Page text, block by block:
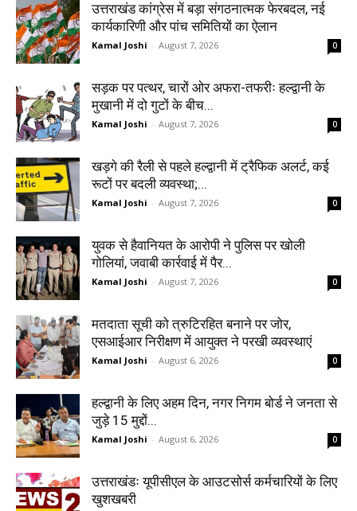
उत्तराखंड कांग्रेस में बड़ा संगठनात्मक फेरबदल, नई
कार्यकारिणी और पांच समितियों का ऐलान
Kamal Joshi - August 7, 2026 0
सड़क पर पत्थर, चारों ओर अफरा-तफरीः हल्द्वानी के
मुखानी में दो गुटों के बीच...
Kamal Joshi - August 7, 2026 0
खड़गे की रैली से पहले हल्द्वानी में ट्रैफिक अलर्ट, कई
रूटों पर बदली व्यवस्था;...
Kamal Joshi - August 7, 2026 0
युवक से हैवानियत के आरोपी ने पुलिस पर खोली
गोलियां, जवाबी कार्रवाई में पैर...
Kamal Joshi - August 7, 2026 0
मतदाता सूची को त्रुटिरहित बनाने पर जोर,
एसआईआर निरीक्षण में आयुक्त ने परखी व्यवस्थाएं
Kamal Joshi - August 6, 2026 0
हल्द्वानी के लिए अहम दिन, नगर निगम बोर्ड ने जनता से
जुड़े 15 मुद्दों...
Kamal Joshi - August 6, 2026 0
उत्तराखंडः यूपीसीएल के आउटसोर्स कर्मचारियों के लिए
खुशखबरी